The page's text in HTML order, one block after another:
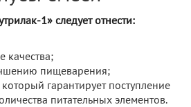
1» следует отнести:
качества;
пищеварения;
гарантирует поступление
питательных элементов.